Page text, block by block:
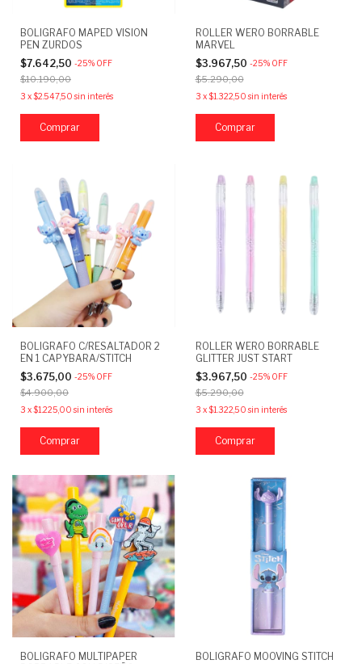
BOLIGRAFO MAPED VISION
PEN ZURDOS
$7.642,50 -25% OFF
$10.190,00
3 x$2.547,50 sin interés
ROLLER WERO BORRABLE
MARVEL
$3.967,50 -25% OFF
$5.290,00
3 x$1.322,50 sin interés
Comprar
BOLIGRAFO C/RESALTADOR 2
EN 1 CAPYBARA/STITCH
$3.675,00 -25% OFF
$4.900,00
3 x$1.225,00 sin interés
Comprar
ROLLER WERO BORRABLE
GLITTER JUST START
$3.967,50 -25% OFF
$5.290,00
3 x$1.322,50 sin interés
Comprar
BOLIGRAFO MULTIPAPER
BOLIGRAFO MOOVING STITCH